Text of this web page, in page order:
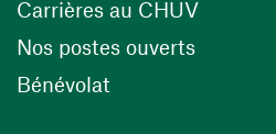
Carrières au CHUV(ouvre
Nos postes ouverts(ouvre
Bénévolat